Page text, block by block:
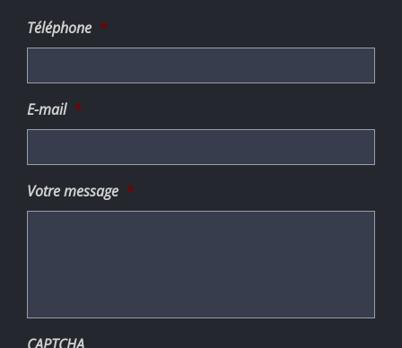
Téléphone *
E-mail *
Votre message *